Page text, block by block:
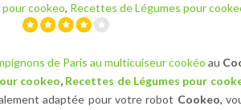
cookeo, Recettes de Légumes pour
de Paris au multicuiseur cookéo au
cookeo, Recettes de Légumes pour
adaptée pour votre robot Cookeo,